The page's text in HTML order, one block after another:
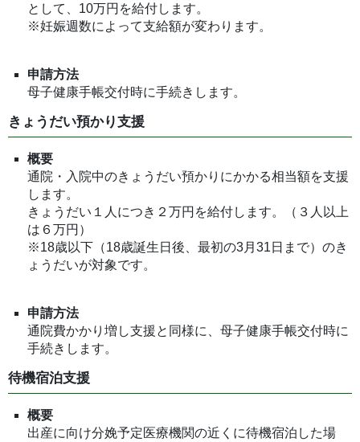
として、10万円を給付します。
※妊娠週数によって支給額が変わります。
申請方法
母子健康手帳交付時に手続きします。
きょうだい預かり支援
概要
通院・入院中のきょうだい預かりにかかる相当額を支援
します。
きょうだい１人につき２万円を給付します。（３人以上
は６万円）
※18歳以下（18歳誕生日後、最初の3月31日まで）のき
ょうだいが対象です。
申請方法
通院費かかり増し支援と同様に、母子健康手帳交付時に
手続きします。
待機宿泊支援
概要
出産に向け分娩予定医療機関の近くに待機宿泊した場